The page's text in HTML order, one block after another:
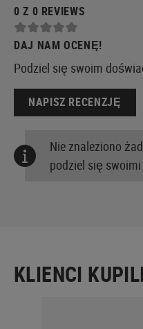
0 Z 0 REVIEWS
DAJ NAM OCENĘ!
Podziel się swoim
NAPISZ RECENZJĘ
Nie znaleziono
podziel się
KLIENCI